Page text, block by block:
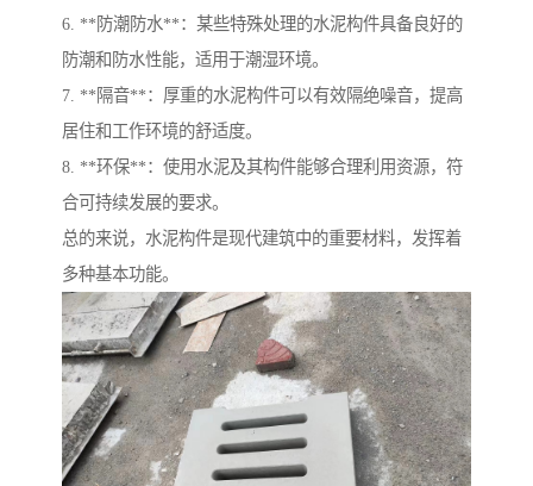
6. **防潮防水**：某些特殊处理的水泥构件具备良好的
防潮和防水性能，适用于潮湿环境。
7. **隔音**：厚重的水泥构件可以有效隔绝噪音，提高
居住和工作环境的舒适度。
8. **环保**：使用水泥及其构件能够合理利用资源，符
合可持续发展的要求。
总的来说，水泥构件是现代建筑中的重要材料，发挥着
多种基本功能。